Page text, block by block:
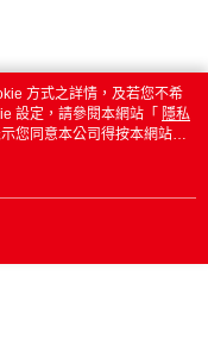
方式之詳情，及若您不希
設定，請參閱本網站「 隱私
您同意本公司得按本網站使